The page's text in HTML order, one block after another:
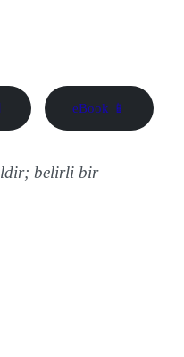
eBook 📱
belirli bir